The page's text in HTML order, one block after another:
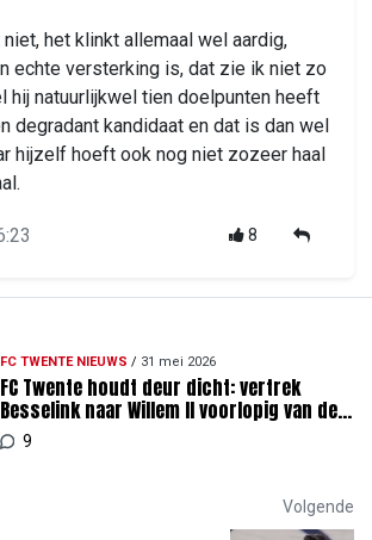
het klinkt allemaal wel aardig,
echte versterking is, dat zie ik niet zo
hij natuurlijkwel tien doelpunten heeft
degradant kandidaat en dat is dan wel
hijzelf hoeft ook nog niet zozeer haal
8
FC TWENTE NIEUWS / 31 mei 2026
FC Twente houdt deur dicht: vertrek
Besselink naar Willem II voorlopig van de
baan
9
Volgende